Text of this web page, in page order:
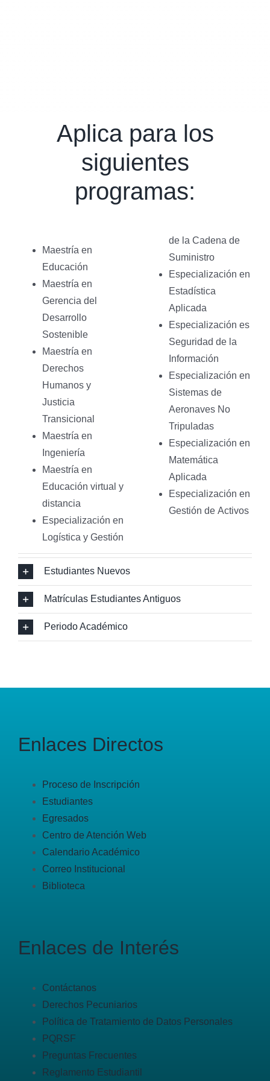
Aplica para los
siguientes
programas:
Maestría en
Educación
Maestría en
Gerencia del
Desarrollo
Sostenible
Maestría en
Derechos
Humanos y
Justicia
Transicional
Maestría en
Ingeniería
Maestría en
Educación virtual y
distancia
Especialización en
Logística y Gestión
de la Cadena de
Suministro
Especialización en
Estadística
Aplicada
Especialización es
Seguridad de la
Información
Especialización en
Sistemas de
Aeronaves No
Tripuladas
Especialización en
Matemática
Aplicada
Especialización en
Gestión de Activos
Estudiantes Nuevos
Matrículas Estudiantes Antiguos
Periodo Académico
Enlaces Directos
Proceso de Inscripción
Estudiantes
Egresados
Centro de Atención Web
Calendario Académico
Correo Institucional
Biblioteca
Enlaces de Interés
Contáctanos
Derechos Pecuniarios
Política de Tratamiento de Datos Personales
PQRSF
Preguntas Frecuentes
Reglamento Estudiantil